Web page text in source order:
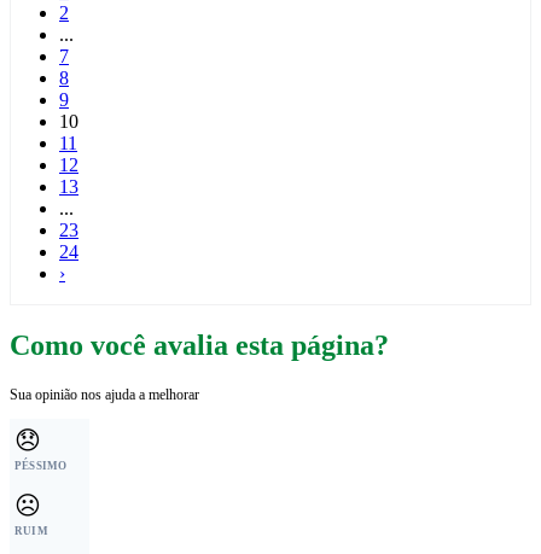
2
...
7
8
9
10
11
12
13
...
23
24
›
Como você avalia esta página?
Sua opinião nos ajuda a melhorar
😞
PÉSSIMO
☹️
RUIM